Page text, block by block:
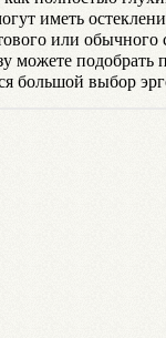
иметь
или обычного
можете
большой выбор